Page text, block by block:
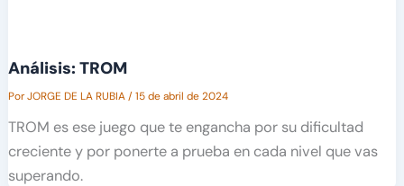
Análisis: TROM
PorJORGE DE LA RUBIA/15 de abril de 2024
TROM es ese juego que te engancha por su dificultad
creciente y por ponerte a prueba en cada nivel que vas
superando.